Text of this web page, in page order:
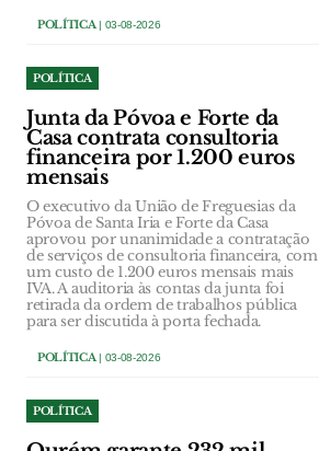
POLÍTICA| 03-08-2026
POLÍTICA
Junta da Póvoa e Forte da
Casa contrata consultoria
financeira por 1.200 euros
mensais
O executivo da União de Freguesias da
Póvoa de Santa Iria e Forte da Casa
aprovou por unanimidade a contratação
de serviços de consultoria financeira, com
um custo de 1.200 euros mensais mais
IVA. A auditoria às contas da junta foi
retirada da ordem de trabalhos pública
para ser discutida à porta fechada.
POLÍTICA| 03-08-2026
POLÍTICA